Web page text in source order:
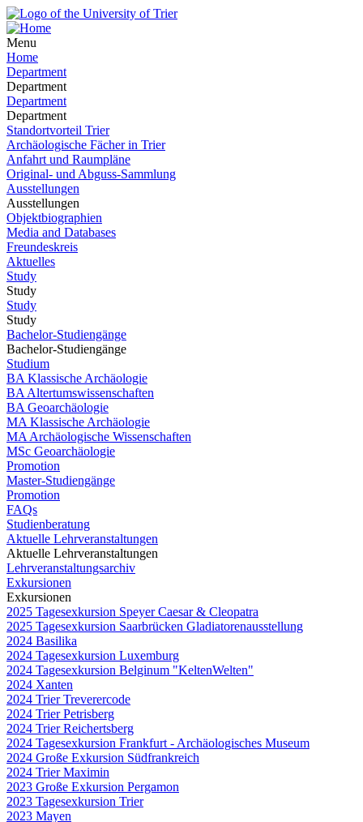
Menu
Home
Department
Department
Department
Department
Standortvorteil Trier
Archäologische Fächer in Trier
Anfahrt und Raumpläne
Original- und Abguss-Sammlung
Ausstellungen
Ausstellungen
Objektbiographien
Media and Databases
Freundeskreis
Aktuelles
Study
Study
Study
Study
Bachelor-Studiengänge
Bachelor-Studiengänge
Studium
BA Klassische Archäologie
BA Altertumswissenschaften
BA Geoarchäologie
MA Klassische Archäologie
MA Archäologische Wissenschaften
MSc Geoarchäologie
Promotion
Master-Studiengänge
Promotion
FAQs
Studienberatung
Aktuelle Lehrveranstaltungen
Aktuelle Lehrveranstaltungen
Lehrveranstaltungsarchiv
Exkursionen
Exkursionen
2025 Tagesexkursion Speyer Caesar & Cleopatra
2025 Tagesexkursion Saarbrücken Gladiatorenausstellung
2024 Basilika
2024 Tagesexkursion Luxemburg
2024 Tagesexkursion Belginum "KeltenWelten"
2024 Xanten
2024 Trier Treverercode
2024 Trier Petrisberg
2024 Trier Reichertsberg
2024 Tagesexkursion Frankfurt - Archäologisches Museum
2024 Große Exkursion Südfrankreich
2024 Trier Maximin
2023 Große Exkursion Pergamon
2023 Tagesexkursion Trier
2023 Mayen